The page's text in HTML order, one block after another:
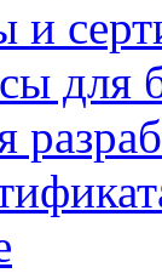
и
для